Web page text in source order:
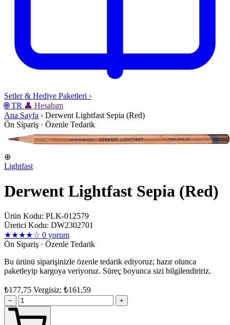
Setler & Hediye Paketleri ›
🌐 TR 👤 Hesabım
Ana Sayfa › Derwent Lightfast Sepia (Red)
Ön Sipariş · Özenle Tedarik
⊕
Lightfast
Derwent Lightfast Sepia (Red)
Ürün Kodu: PLK-012579
Üretici Kodu: DW2302701
★★★★☆ 0 yorum
Ön Sipariş · Özenle Tedarik
Bu ürünü siparişinizle özenle tedarik ediyoruz; hazır olunca
paketleyip kargoya veriyoruz. Süreç boyunca sizi bilgilendiririz.
₺177,75 Vergisiz: ₺161,59
− +